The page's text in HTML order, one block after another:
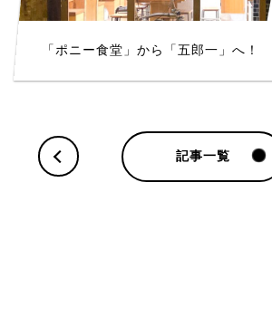
「ポニー食堂」から「五郎一」へ！
記事一覧